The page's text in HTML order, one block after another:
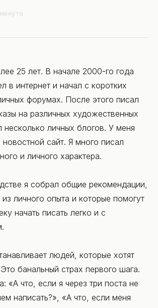
25 лет. В начале 2000-го года
в интернет и начал с коротких
форумах. После этого писал
на различных художественных
несколько личных блогов. У меня
сайт. Я много писал
и личного характера.
я собрал общие рекомендации,
личного опыта и которые помогут
начать писать легко и с
людей, которые хотят
банальный страх первого шага.
«А что, если я через три поста не
написать?», «А что, если меня